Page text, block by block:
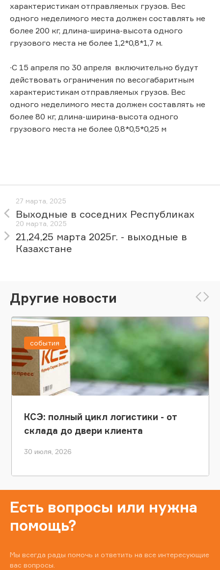
характеристикам отправляемых грузов. Вес
одного неделимого места должен составлять не
более 200 кг, длина-ширина-высота одного
грузового места не более 1,2*0,8*1,7 м.
∙С 15 апреля по 30 апреля включительно будут
действовать ограничения по весогабаритным
характеристикам отправляемых грузов. Вес
одного неделимого места должен составлять не
более 80 кг, длина-ширина-высота одного
грузового места не более 0,8*0,5*0,25 м
27 марта, 2025
Выходные в соседних Республиках
20 марта, 2025
21,24,25 марта 2025г. - выходные в
Казахстане
Другие новости
КСЭ: полный цикл логистики - от
склада до двери клиента
30 июля, 2026
события
Есть вопросы или нужна
помощь?
Мы всегда рады помочь и ответить на все интересующие
вас вопросы.